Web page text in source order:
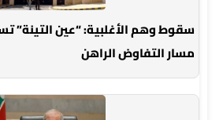
سقوط وهم الأغلبية: “عين
مسار التفاوض الراهن